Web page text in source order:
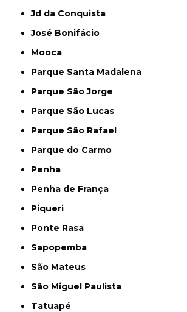
Jd da Conquista
José Bonifácio
Mooca
Parque Santa Madalena
Parque São Jorge
Parque São Lucas
Parque São Rafael
Parque do Carmo
Penha
Penha de França
Piqueri
Ponte Rasa
Sapopemba
São Mateus
São Miguel Paulista
Tatuapé